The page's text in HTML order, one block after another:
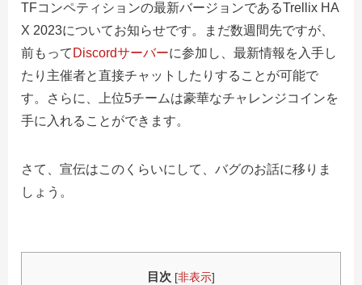
TFコンペティションの最新バージョンであるTrellix HA
X 2023についてお知らせです。まだ数週間先ですが、
前もって Discordサーバーに参加し、最新情報を入手し
たり主催者と直接チャットしたりすることが可能で
す。さらに、上位5チームは豪華なチャレンジコインを
手に入れることができます。
さて、宣伝はこのくらいにして、バグのお話に移りま
しょう。
目次 [非表示]